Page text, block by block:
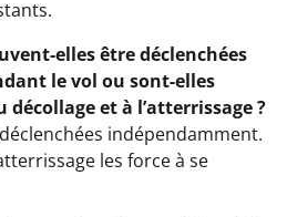
elles être déclenchées
le vol ou sont-elles
et à l’atterrissage ?
indépendamment.
les force à se